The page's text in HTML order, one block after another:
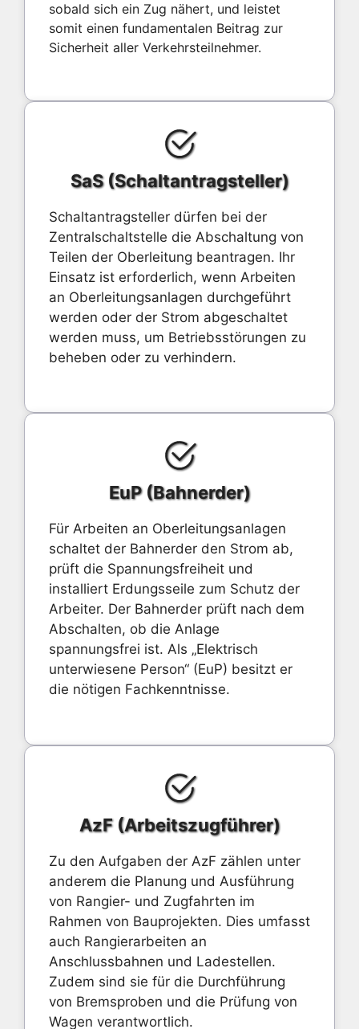
sobald sich ein Zug nähert, und leistet
somit einen fundamentalen Beitrag zur
Sicherheit aller Verkehrsteilnehmer.
SaS (Schaltantragsteller)
Schaltantragsteller dürfen bei der
Zentralschaltstelle die Abschaltung von
Teilen der Oberleitung beantragen. Ihr
Einsatz ist erforderlich, wenn Arbeiten
an Oberleitungsanlagen durchgeführt
werden oder der Strom abgeschaltet
werden muss, um Betriebsstörungen zu
beheben oder zu verhindern.
EuP (Bahnerder)
Für Arbeiten an Oberleitungsanlagen
schaltet der Bahnerder den Strom ab,
prüft die Spannungsfreiheit und
installiert Erdungsseile zum Schutz der
Arbeiter. Der Bahnerder prüft nach dem
Abschalten, ob die Anlage
spannungsfrei ist. Als „Elektrisch
unterwiesene Person“ (EuP) besitzt er
die nötigen Fachkenntnisse.
AzF (Arbeitszugführer)
Zu den Aufgaben der AzF zählen unter
anderem die Planung und Ausführung
von Rangier- und Zugfahrten im
Rahmen von Bauprojekten. Dies umfasst
auch Rangierarbeiten an
Anschlussbahnen und Ladestellen.
Zudem sind sie für die Durchführung
von Bremsproben und die Prüfung von
Wagen verantwortlich.